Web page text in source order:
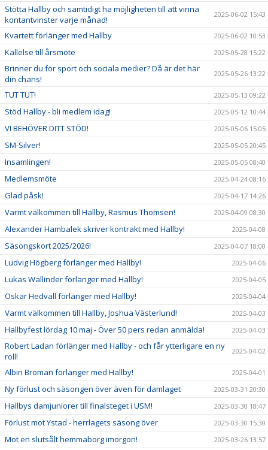
Stötta Hallby och samtidigt ha möjligheten till att vinna
kontantvinster varje månad!
2025-06-02 15:43
Kvartett förlänger med Hallby 2025-06-02 10:53
Kallelse till årsmöte 2025-05-28 15:22
Brinner du för sport och sociala medier? Då är det här
din chans!
2025-05-26 13:22
TUT TUT! 2025-05-13 09:22
Stöd Hallby - bli medlem idag! 2025-05-12 10:44
VI BEHÖVER DITT STÖD! 2025-05-06 15:05
SM-Silver! 2025-05-05 20:45
Insamlingen! 2025-05-05 08:40
Medlemsmöte 2025-04-24 08:16
Glad påsk! 2025-04-17 14:26
Varmt välkommen till Hallby, Rasmus Thomsen! 2025-04-09 08:30
Alexander Hambalek skriver kontrakt med Hallby! 2025-04-08
Säsongskort 2025/2026! 2025-04-07 18:00
Ludvig Högberg förlänger med Hallby! 2025-04-06
Lukas Wallinder förlänger med Hallby! 2025-04-05
Oskar Hedvall förlänger med Hallby! 2025-04-04
Varmt välkommen till Hallby, Joshua Västerlund! 2025-04-03
Hallbyfest lördag 10 maj - Över 50 pers redan anmälda! 2025-04-03
Robert Ladan förlänger med Hallby - och får ytterligare en ny
roll!
2025-04-02
Albin Broman förlänger med Hallby! 2025-04-01
Ny förlust och säsongen över även för damlaget 2025-03-31 20:30
Hallbys damjuniorer till finalsteget i USM! 2025-03-30 18:47
Förlust mot Ystad - herrlagets säsong över 2025-03-30 15:30
Mot en slutsålt hemmaborg imorgon! 2025-03-26 13:57